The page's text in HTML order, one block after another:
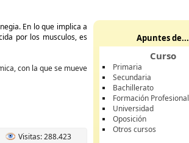
En lo que implica a
por los musculos, es
con la que se mueve
Visitas: 288.423
Apuntes de...
Curso
Primaria
Secundaria
Bachillerato
Formación Profesional
Universidad
Oposición
Otros cursos